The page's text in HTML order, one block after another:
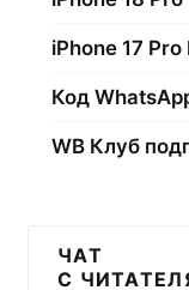
iPhone 17 Pro
Код
WB Клуб
ЧАТ
С